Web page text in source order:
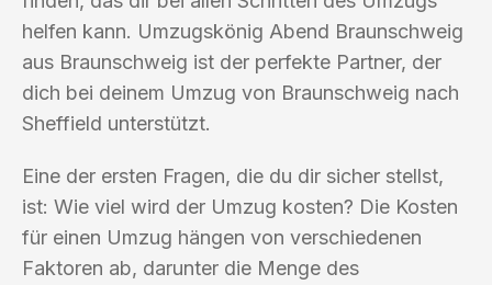
helfen kann. Umzugskönig Abend Braunschweig
aus Braunschweig ist der perfekte Partner, der
dich bei deinem Umzug von Braunschweig nach
Sheffield unterstützt.
Eine der ersten Fragen, die du dir sicher stellst,
ist: Wie viel wird der Umzug kosten? Die Kosten
für einen Umzug hängen von verschiedenen
Faktoren ab, darunter die Menge des